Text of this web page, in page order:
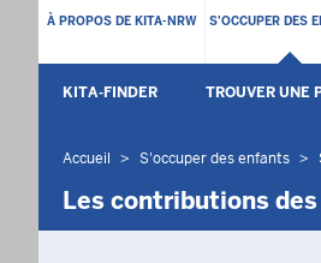
À PROPOS DE KITA-NRW S'OCCUPER DES
KITA-FINDER TROUVER UNE
Vous
êtes
Accueil S'occuper des enfants
Les contributions